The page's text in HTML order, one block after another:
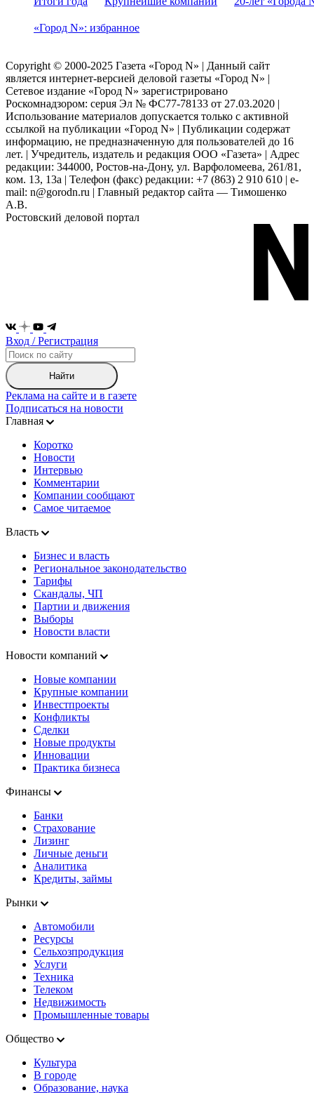
«Город N»: избранное
Copyright © 2000-2025 Газета «Город N» | Данный сайт
является интернет-версией деловой газеты «Город N» |
Сетевое издание «Город N» зарегистрировано
Роскомнадзором: серuя Эл № ФС77-78133 от 27.03.2020 |
Использование материалов допускается только с активной
ссылкой на публикации «Город N» | Публикации содержат
информацию, не предназначенную для пользователей до 16
лет. | Учредитель, издатель и редакция ООО «Газета» | Адрес
редакции: 344000, Ростов-на-Дону, ул. Варфоломеева, 261/81,
ком. 13, 13а | Телефон (факс) редакции: +7 (863) 2 910 610 | e-
mail: n@gorodn.ru | Главный редактор сайта — Тимошенко
А.В.
Ростовский деловой портал
Вход / Регистрация
Найти
Реклама на сайте и в газете
Подписаться на новости
Главная
Коротко
Новости
Интервью
Комментарии
Компании сообщают
Самое читаемое
Власть
Бизнес и власть
Региональное законодательство
Тарифы
Скандалы, ЧП
Партии и движения
Выборы
Новости власти
Новости компаний
Новые компании
Крупные компании
Инвестпроекты
Конфликты
Сделки
Новые продукты
Инновации
Практика бизнеса
Финансы
Банки
Страхование
Лизинг
Личные деньги
Аналитика
Кредиты, займы
Рынки
Автомобили
Ресурсы
Сельхозпродукция
Услуги
Техника
Телеком
Недвижимость
Промышленные товары
Общество
Культура
В городе
Образование, наука